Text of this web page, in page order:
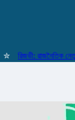
রিজভী: রাজনৈতিক